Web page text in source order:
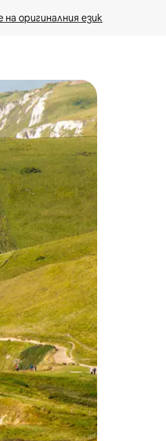
на оригиналния език
с докосване или плъзгане.